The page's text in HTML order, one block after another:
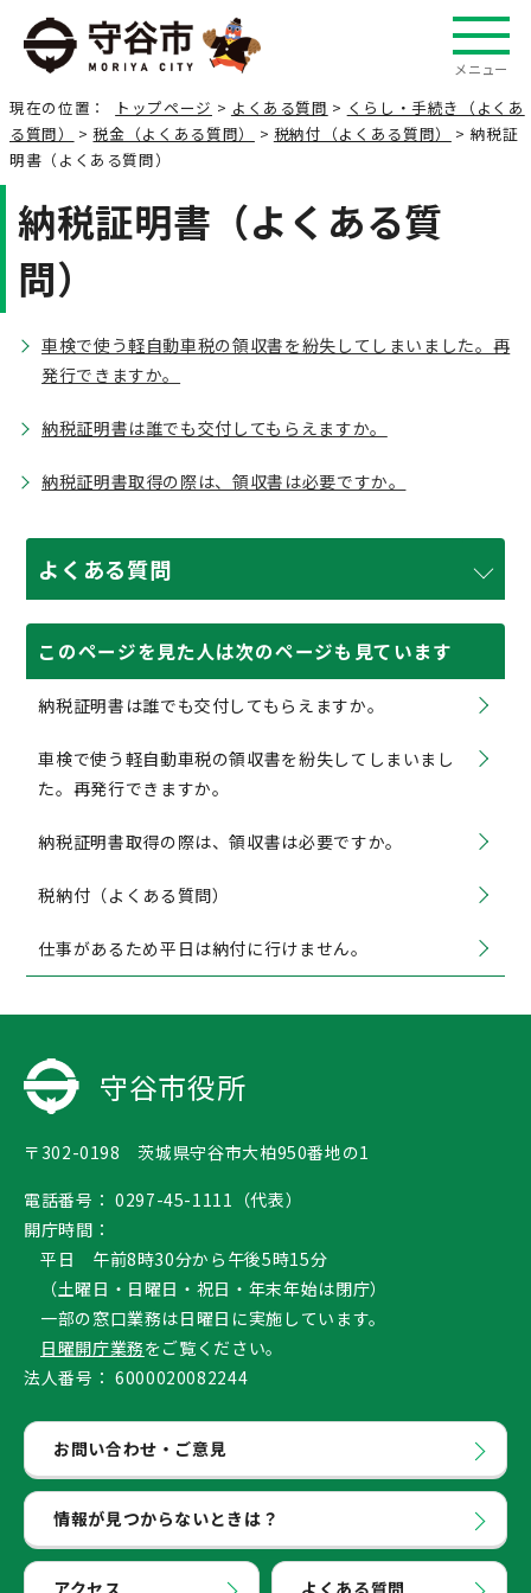
メニュー
現在の位置： トップページ > よくある質問 > くらし・手続き（よくあ
る質問）
>税金（よくある質問） > 税納付（よくある質問）
> 納税証
明書（よくある質問）
納税証明書（よくある質
問）
車検で使う軽自動車税の領収書を紛失してしまいました。再
発行できますか。
納税証明書は誰でも交付してもらえますか。
納税証明書取得の際は、領収書は必要ですか。
よくある質問
このページを見た人は次のページも見ています
納税証明書は誰でも交付してもらえますか。
車検で使う軽自動車税の領収書を紛失してしまいまし
た。再発行できますか。
納税証明書取得の際は、領収書は必要ですか。
税納付（よくある質問）
仕事があるため平日は納付に行けません。
守谷市役所
〒302-0198 茨城県守谷市大柏950番地の1
電話番号： 0297-45-1111（代表）
開庁時間：
平日 午前8時30分から午後5時15分
（土曜日・日曜日・祝日・年末年始は閉庁）
一部の窓口業務は日曜日に実施しています。
日曜開庁業務をご覧ください。
法人番号： 6000020082244
お問い合わせ・ご意見
情報が見つからないときは？
アクセス よくある質問